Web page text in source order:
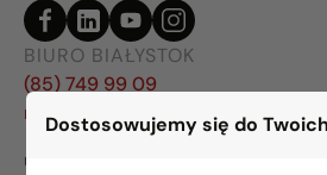
Dostosowujemy się do
BIURO BIAŁYSTOK
(85) 749 99 09
ul. Legionowa 28 lok. 202